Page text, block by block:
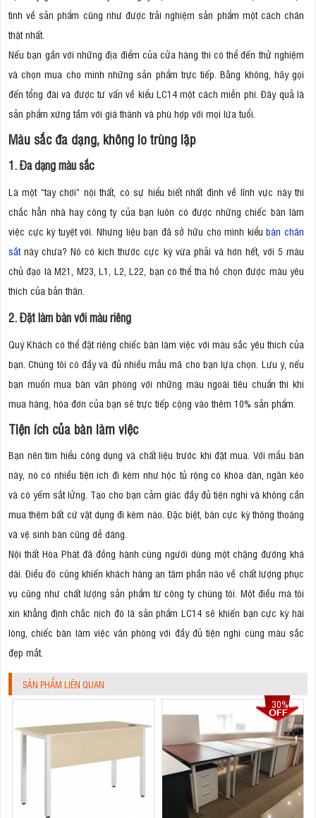
tình về sản phẩm cũng như được trải nghiệm sản phẩm một cách chân
thật nhất.
Nếu bạn gần với những địa điểm của cửa hàng thì có thể đến thử nghiệm
và chọn mua cho mình những sản phẩm trực tiếp. Bằng không, hãy gọi
đến tổng đài và được tư vấn về kiểu LC14 một cách miễn phí. Đây quả là
sản phẩm xứng tầm với giá thành và phù hợp với mọi lứa tuổi.
Màu sắc đa dạng, không lo trùng lặp
1. Đa dạng màu sắc
Là một “tay chơi” nội thất, có sự hiểu biết nhất định về lĩnh vực này thì
chắc hẳn nhà hay công ty của bạn luôn có được những chiếc bàn làm
việc cực kỳ tuyệt vời. Nhưng liệu bạn đã sở hữu cho mình kiểubàn chân
sắtnày chưa? Nó có kích thước cực kỳ vừa phải và hơn hết, với 5 màu
chủ đạo là M21, M23, L1, L2, L22, bạn có thể tha hồ chọn được màu yêu
thích của bản thân.
2. Đặt làm bàn với màu riêng
Quý Khách có thể đặt riêng chiếc bàn làm việc với màu sắc yêu thích của
bạn. Chúng tôi có đầy và đủ nhiều mẫu mã cho bạn lựa chọn. Lưu ý, nếu
bạn muốn mua bàn văn phòng với những màu ngoài tiêu chuẩn thì khi
mua hàng, hóa đơn của bạn sẽ trực tiếp cộng vào thêm 10% sản phẩm.
Tiện ích của bàn làm việc
Bạn nên tìm hiểu công dụng và chất liệu trước khi đặt mua. Với mẫu bàn
này, nó có nhiều tiện ích đi kèm như hộc tủ rộng có khóa dàn, ngăn kéo
và có yếm sắt lửng. Tạo cho bạn cảm giác đầy đủ tiện nghi và không cần
mua thêm bất cứ vật dụng đi kèm nào. Đặc biệt, bàn cực kỳ thông thoáng
và vệ sinh bàn cũng dễ dàng.
Nội thất Hòa Phát đã đồng hành cùng người dùng một chặng đường khá
dài. Điều đó cũng khiến khách hàng an tâm phần nào về chất lượng phục
vụ cũng như chất lượng sản phẩm từ công ty chúng tôi. Một điều mà tôi
xin khẳng định chắc nịch đó là sản phẩm LC14 sẽ khiến bạn cực kỳ hài
lòng, chiếc bàn làm việc văn phòng với đầy đủ tiện nghi cùng màu sắc
đẹp mắt.
SẢN PHẨM LIÊN QUAN
30%